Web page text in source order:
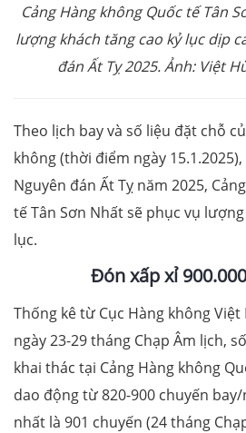
Cảng Hàng không Quốc tế Tân
lượng khách tăng cao kỷ lục dịp
đán Ất Tỵ 2025. Ảnh: Việt
Theo lịch bay và số liệu đặt chỗ
không (thời điểm ngày
Nguyên đán Ất Tỵ năm 2025,
tế Tân Sơn Nhất sẽ phục vụ
lục.
Đón xấp xỉ
Thống kê từ Cục Hàng không
ngày 23-29 tháng Chạp Âm lịch,
khai thác tại Cảng Hàng không
dao động từ 820-900 chuyến
nhất là 901 chuyến (24 tháng